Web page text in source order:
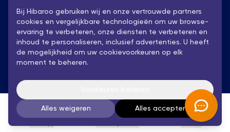
Hibaroo 2025 - Alle rechten voorbehouden
Bij Hibaroo gebruiken wij en onze vertrouwde partners
cookies en vergelijkbare technologieën om uw browse-
ervaring te verbeteren, onze diensten te verbeteren en
inhoud te personaliseren, inclusief advertenties. U heeft
de mogelijkheid om uw cookievoorkeuren op elk
moment te beheren.
Alles weigeren Alles accepteren